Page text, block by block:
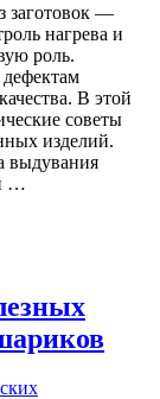
заготовок —
нагрева и
роль.
В этой
советы
изделий.
выдувания
…